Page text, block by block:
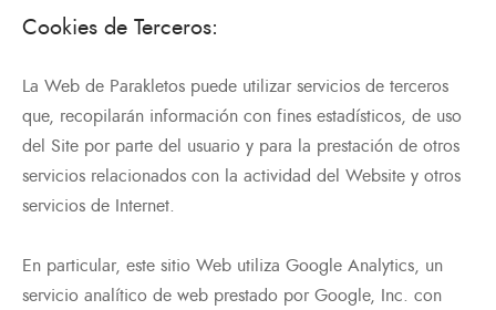
Cookies de Terceros:
La Web de Parakletos puede utilizar servicios de terceros
que, recopilarán información con fines estadísticos, de uso
del Site por parte del usuario y para la prestación de otros
servicios relacionados con la actividad del Website y otros
servicios de Internet.
En particular, este sitio Web utiliza Google Analytics, un
servicio analítico de web prestado por Google, Inc. con